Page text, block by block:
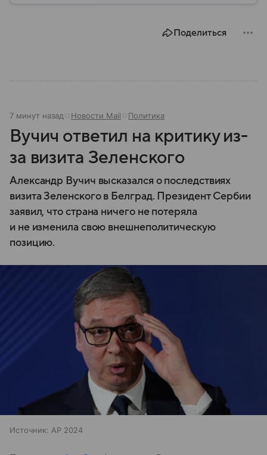
Поделиться
7 минут назад Новости Mail Политика
Вучич ответил на критику из-
за визита Зеленского
Александр Вучич высказался о последствиях
визита Зеленского в Белград. Президент Сербии
заявил, что страна ничего не потеряла
и не изменила свою внешнеполитическую
позицию.
Источник: AP 2024